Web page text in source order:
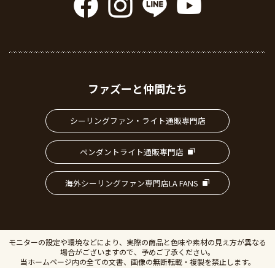
ファズーと仲間たち
シーリングファン・ライト通販専門店
ペンダントライト通販専門店
海外シーリングファン専門店LA FANS
モニターの設定や環境などにより、実際の商品と色味や素材の見え方が異なる
場合がございますので、予めご了承ください。
当ホームページ内の全ての文書、画像の無断転載・複製を禁止します。